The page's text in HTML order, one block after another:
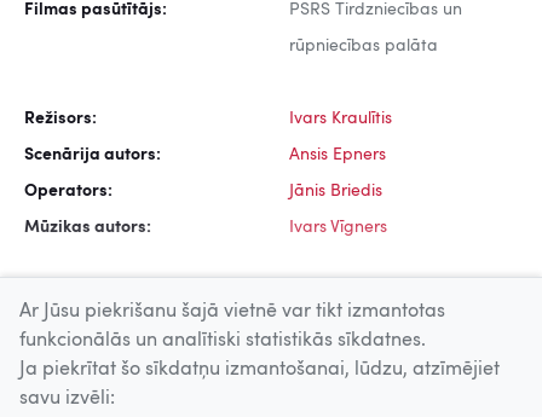
Filmas pasūtītājs: PSRS Tirdzniecības un
rūpniecības palāta
Režisors: Ivars Kraulītis
Scenārija autors: Ansis Epners
Operators: Jānis Briedis
Mūzikas autors: Ivars Vīgners
Uz augšu
Ar Jūsu piekrišanu šajā vietnē var tikt izmantotas
funkcionālās un analītiski statistikās sīkdatnes.
Ja piekrītat šo sīkdatņu izmantošanai, lūdzu, atzīmējiet
savu izvēli: